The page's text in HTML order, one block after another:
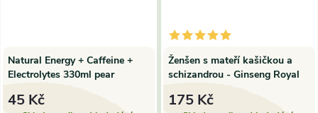
Natural Energy + Caffeine +
Electrolytes 330ml pear
45 Kč
Ženšen s mateří kašičkou a
schizandrou - Ginseng Royal
175 Kč